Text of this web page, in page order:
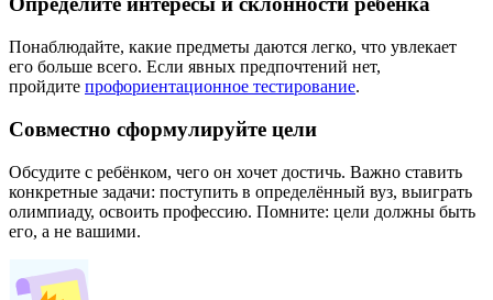
Понаблюдайте, какие предметы даются легко, что увлекает
его больше всего. Если явных предпочтений нет,
пройдите профориентационное тестирование.
Совместно сформулируйте цели
Обсудите с ребёнком, чего он хочет достичь. Важно ставить
конкретные задачи: поступить в определённый вуз, выиграть
олимпиаду, освоить профессию. Помните: цели должны быть
его, а не вашими.